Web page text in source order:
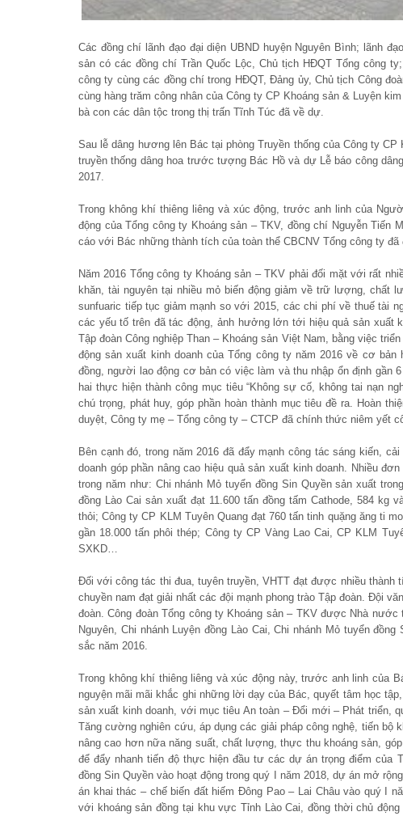
Các đồng chí lãnh đạo đại diện UBND huyện Nguyên Bình; lãnh
sản có các đồng chí Trần Quốc Lộc, Chủ tịch HĐQT Tổng công
công ty cùng các đồng chí trong HĐQT, Đảng ủy, Chủ tịch Công
cùng hàng trăm công nhân của Công ty CP Khoáng sản & Luyện
bà con các dân tộc trong thị trấn Tĩnh Túc đã về dự.
Sau lễ dâng hương lên Bác tại phòng Truyền thống của Công ty
truyền thống dâng hoa trước tượng Bác Hồ và dự Lễ báo công
2017.
Trong không khí thiêng liêng và xúc động, trước anh linh của
động của Tổng công ty Khoáng sản – TKV, đồng chí Nguyễn Tiến
cáo với Bác những thành tích của toàn thể CBCNV Tổng công ty
Năm 2016 Tổng công ty Khoáng sản – TKV phải đối mặt với rất
khăn, tài nguyên tại nhiều mỏ biến động giảm về trữ lượng, chất
sunfuaric tiếp tục giảm mạnh so với 2015, các chi phí về thuế tài
các yếu tố trên đã tác động, ảnh hưởng lớn tới hiệu quả sản
Tập đoàn Công nghiệp Than – Khoáng sản Việt Nam, bằng việc
động sản xuất kinh doanh của Tổng công ty năm 2016 về cơ
đồng, người lao động cơ bản có việc làm và thu nhập ổn định
hai thực hiện thành công mục tiêu “Không sự cố, không tai nạn
chú trọng, phát huy, góp phần hoàn thành mục tiêu đề ra. Hoàn
duyệt, Công ty mẹ – Tổng công ty – CTCP đã chính thức niêm yết
Bên cạnh đó, trong năm 2016 đã đẩy mạnh công tác sáng kiến,
doanh góp phần nâng cao hiệu quả sản xuất kinh doanh. Nhiều
trong năm như: Chi nhánh Mỏ tuyển đồng Sin Quyền sản xuất
đồng Lào Cai sản xuất đạt 11.600 tấn đồng tấm Cathode, 584 kg
thỏi; Công ty CP KLM Tuyên Quang đạt 760 tấn tinh quặng ăng ti
gần 18.000 tấn phôi thép; Công ty CP Vàng Lao Cai, CP KLM
SXKD…
Đối với công tác thi đua, tuyên truyền, VHTT đạt được nhiều thành
chuyền nam đạt giải nhất các đội mạnh phong trào Tập đoàn. Đội
đoàn. Công đoàn Tổng công ty Khoáng sản – TKV được Nhà
Nguyên, Chi nhánh Luyện đồng Lào Cai, Chi nhánh Mỏ tuyển
sắc năm 2016.
Trong không khí thiêng liêng và xúc động này, trước anh linh của
nguyện mãi mãi khắc ghi những lời dạy của Bác, quyết tâm học
sản xuất kinh doanh, với mục tiêu An toàn – Đổi mới – Phát triển,
Tăng cường nghiên cứu, áp dụng các giải pháp công nghệ, tiến
nâng cao hơn nữa năng suất, chất lượng, thực thu khoáng sản,
để đẩy nhanh tiến độ thực hiện đầu tư các dự án trọng điểm của
đồng Sin Quyền vào hoạt động trong quý I năm 2018, dự án mở
án khai thác – chế biến đất hiếm Đông Pao – Lai Châu vào quý I
với khoáng sản đồng tại khu vực Tỉnh Lào Cai, đồng thời chủ